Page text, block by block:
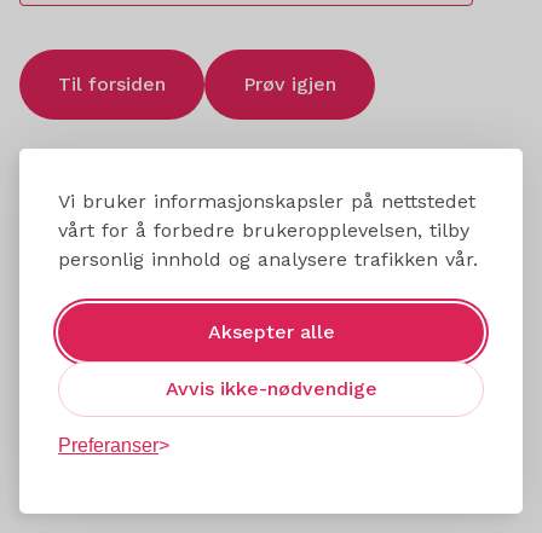
Vi bruker informasjonskapsler på nettstedet
vårt for å forbedre brukeropplevelsen, tilby
personlig innhold og analysere trafikken vår.
Aksepter alle
Avvis ikke-nødvendige
Preferanser
Til forsiden Prøv igjen